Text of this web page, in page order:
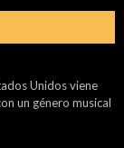
Unidos viene
un género musical